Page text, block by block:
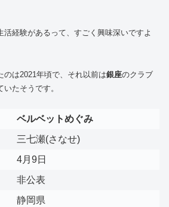
活経験があるって、すごく興味深いですよ
のは2021年頃で、それ以前は銀座のクラブ
たそうです。
ベルベットめぐみ
三七瀬(さなせ)
4月9日
非公表
静岡県